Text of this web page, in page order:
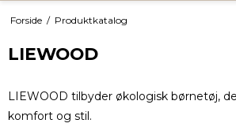
Forside / Produktkatalog
LIEWOOD
LIEWOOD tilbyder økologisk børnetøj,
komfort og stil.